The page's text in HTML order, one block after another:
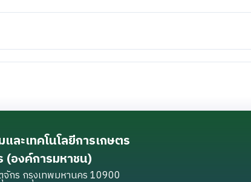
ะเทคโนโลยีการเกษตร
องค์การมหาชน)
กร กรุงเทพมหานคร 10900